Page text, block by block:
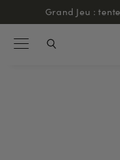
Grand Jeu :